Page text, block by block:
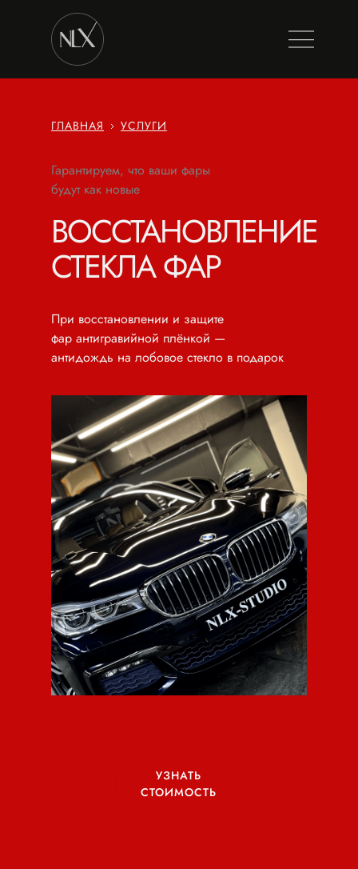
ВОССТАНОВЛЕНИЕ
СТЕКЛА ФАР
При восстановлении и защите
фар антигравийной плёнкой —
антидождь на лобовое стекло в подарок
Гарантируем, что ваши фары
будут как новые
ГЛАВНАЯ УСЛУГИ
УЗНАТЬ
СТОИМОСТЬ